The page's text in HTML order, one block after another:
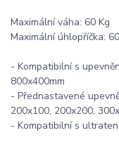
Maximální váha: 60 Kg
Maximální úhlopříčka:
- Kompatibilní s
800x400mm
- Přednastavené
200x100, 200x200,
- Kompatibilní s